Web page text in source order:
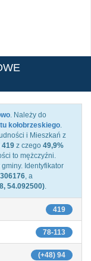
. Należy do
kołobrzeskiego.
i Mieszkań z
419 z czego 49,9%
to mężczyźni.
Identyfikator
, a
54.092500).
419
78-113
(+48) 94